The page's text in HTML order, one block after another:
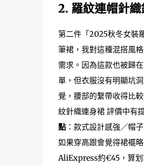
2. 羅紋連帽針
第二件「2025秋冬女裝
筆裙，我對這種混搭風
需求。因為這款也被歸
單，但衣服沒有明顯坑
覺，腰部的繫帶收得比
紋針織連身裙 評價中有
點：款式設計感強／帽
如果穿高跟會覺得裙襬
AliExpress約€45，算划